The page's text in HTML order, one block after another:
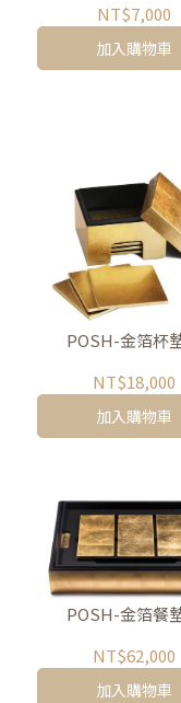
NT$7,000
加入購物車
POSH-金箔杯
NT$18,000
加入購物車
POSH-金箔餐
NT$62,000
加入購物車